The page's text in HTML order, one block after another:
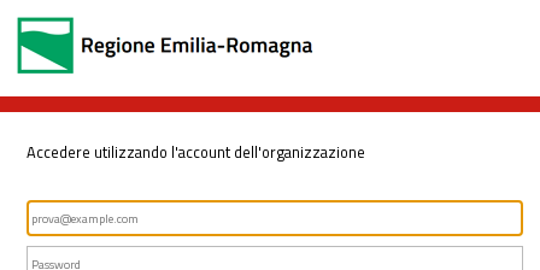
Accedere utilizzando l'account dell'organizzazione